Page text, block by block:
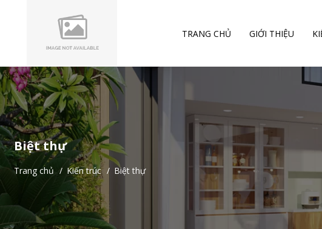
TRANG CHỦ GIỚI THIỆU
Biệt thự
Trang chủ / Kiến trúc / Biệt thự